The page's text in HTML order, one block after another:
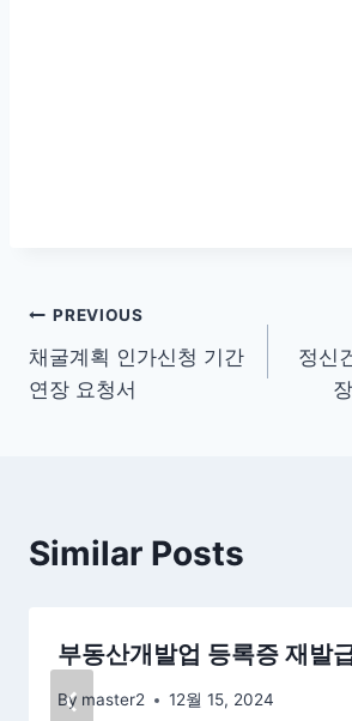
글
탐
PREVIOUS
채굴계획 인가신청 기간
연장 요청서
정신
Similar Posts
부동산개발업 등록증 재발
By master2 12월 15, 2024